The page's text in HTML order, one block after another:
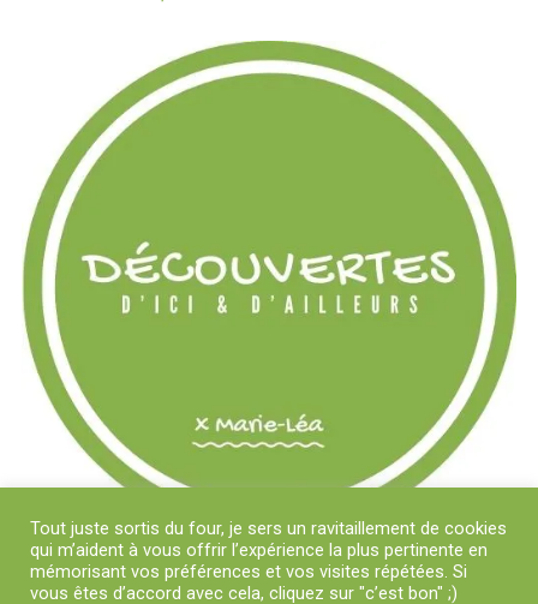
Tout juste sortis du four, je sers un ravitaillement de cookies
qui m’aident à vous offrir l’expérience la plus pertinente en
mémorisant vos préférences et vos visites répétées. Si
vous êtes d’accord avec cela, cliquez sur "c’est bon" ;)